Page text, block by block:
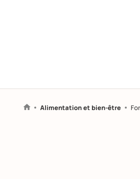
Alimentation et bien-être